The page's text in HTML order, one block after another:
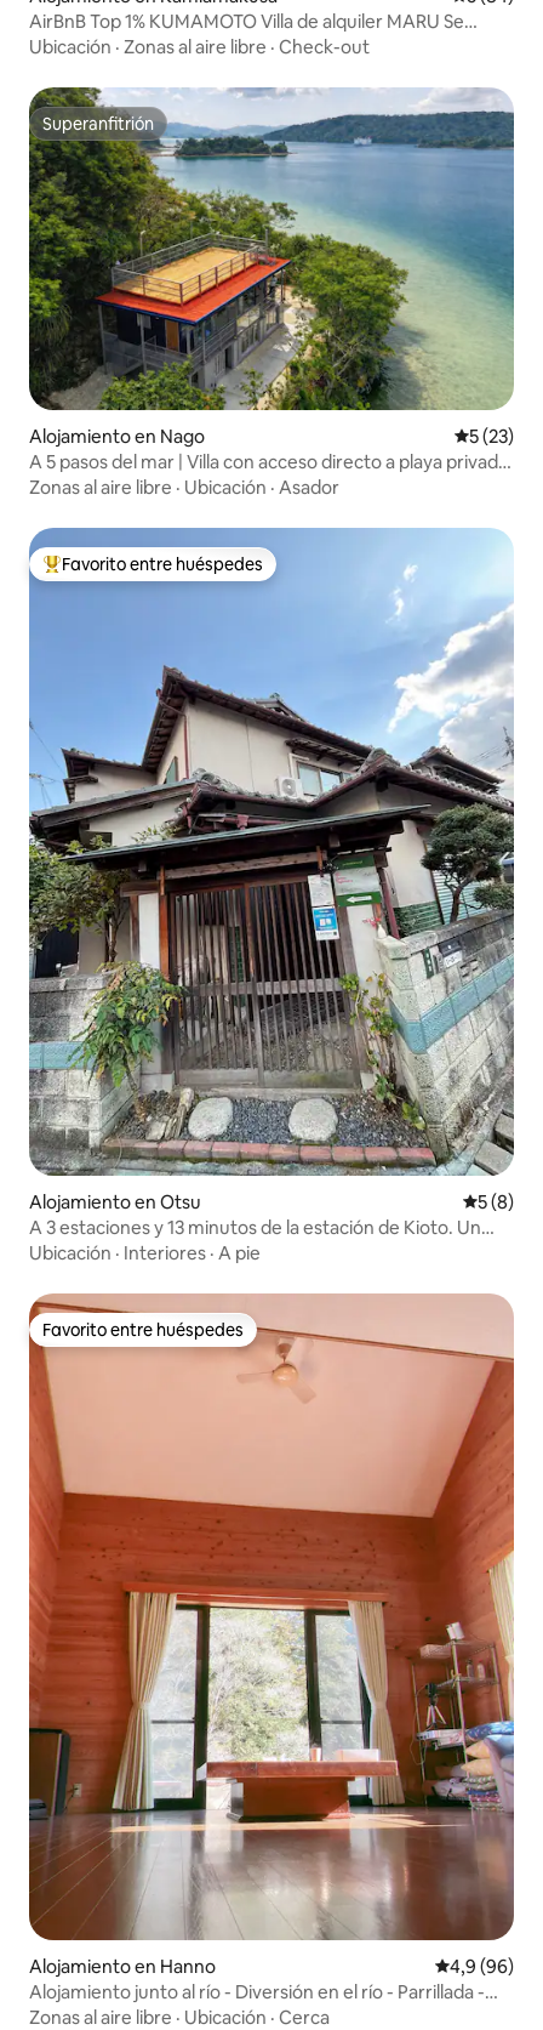
AirBnB Top 1% KUMAMOTO Villa de alquiler MARU Se
admiten mascotas Pesca Avistamiento de delfines
Ubicación · Zonas al aire libre · Check-out
Superanfitrión
Superanfitrión
Alojamiento en Nago
5 (23)
A 5 pasos del mar | Villa con acceso directo a playa privada
| Terraza en la azotea con vistas panorámicas, hamacas,
Zonas al aire libre · Ubicación · Asador
Favorito entre los huéspedes más destacados
Favorito entre huéspedes
Alojamiento en Otsu
5 (8)
A 3 estaciones y 13 minutos de la estación de Kioto. Un
alojamiento único donde disfrutar del jazz y viajar como si
Ubicación · Interiores · A pie
Favorito entre huéspedes
Favorito entre huéspedes
Alojamiento en Hanno Calificación
4,9 (96)
Alojamiento junto al río - Diversión en el río - Parrillada -
Fogata - Iino
Zonas al aire libre · Ubicación · Cerca